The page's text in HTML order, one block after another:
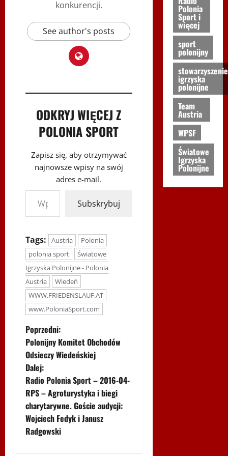
konkurencji.
See author's posts
ODKRYJ WIĘCEJ Z
POLONIA SPORT
Zapisz się, aby otrzymywać
najnowsze wpisy na swój
adres e-mail.
Wpisz swój adres e-mail…
Subskrybuj
Tags: Austria
Polonia
polonia sport
Światowe
Igrzyska Polonijne - Polonia
Austria
Wiedeń
WWW.FRIEDENSLAUF.AT
www.PoloniaSport.com
Z
o
b
a
c
z
Poprzedni:
Polonijny Komitet Obchodów
Odsieczy Wiedeńskiej
Dalej:
Radio Polonia Sport – 2016-04-
RPS – Agroturystyka i biegi
charytarywne. Goście audycji:
Wojciech Fedyk i Janusz
Radgowski
Polonia
Sport i
więcej
sport
polonijny
stowarzyszenie
igrzyska
polonijne
Team
Austria
WPSF
Światowe
Igrzyska
Polonijne